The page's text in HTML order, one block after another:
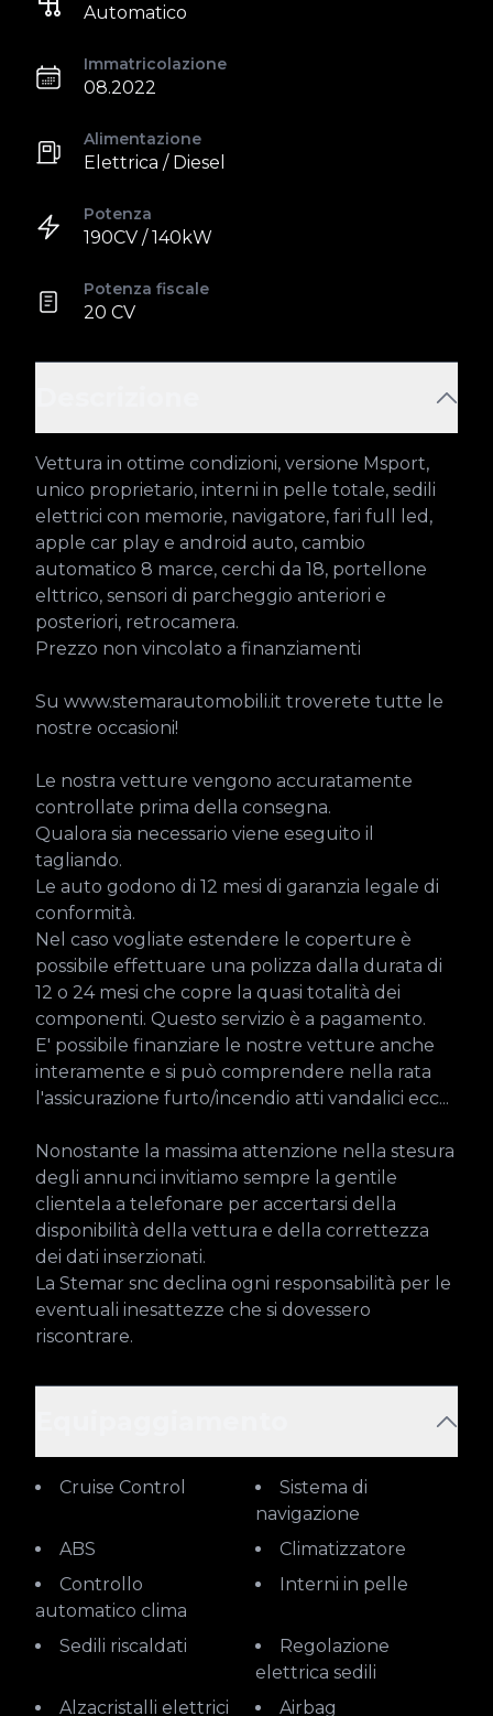
Automatico
Immatricolazione
08.2022
Alimentazione
Elettrica / Diesel
Potenza
190CV / 140kW
Potenza fiscale
20 CV
Vettura in ottime condizioni, versione Msport,
unico proprietario, interni in pelle totale, sedili
elettrici con memorie, navigatore, fari full led,
apple car play e android auto, cambio
automatico 8 marce, cerchi da 18, portellone
elttrico, sensori di parcheggio anteriori e
posteriori, retrocamera.
Prezzo non vincolato a finanziamenti
Su www.stemarautomobili.it troverete tutte le
nostre occasioni!
Le nostra vetture vengono accuratamente
controllate prima della consegna.
Qualora sia necessario viene eseguito il
tagliando.
Le auto godono di 12 mesi di garanzia legale di
conformità.
Nel caso vogliate estendere le coperture è
possibile effettuare una polizza dalla durata di
12 o 24 mesi che copre la quasi totalità dei
componenti. Questo servizio è a pagamento.
E' possibile finanziare le nostre vetture anche
interamente e si può comprendere nella rata
l'assicurazione furto/incendio atti vandalici ecc...
Nonostante la massima attenzione nella stesura
degli annunci invitiamo sempre la gentile
clientela a telefonare per accertarsi della
disponibilità della vettura e della correttezza
dei dati inserzionati.
La Stemar snc declina ogni responsabilità per le
eventuali inesattezze che si dovessero
riscontrare.
Cruise Control
Sistema di
navigazione
ABS
Climatizzatore
Controllo
automatico clima
Interni in pelle
Sedili riscaldati
Regolazione
elettrica sedili
Alzacristalli elettrici
Airbag